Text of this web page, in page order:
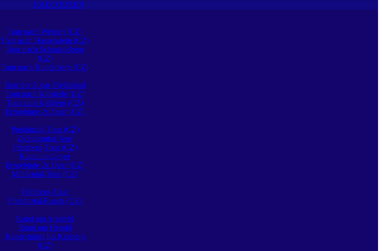
RADTOUREN
Tour nach Weipert (CZ)
Tour nach Hassenstein (CZ)
Tour nach Schmiedeberg
(CZ)
Tour nach Kupferberg (CZ)
Tour durch das Preßnitztal
Tour nach Klösterle (CZ)
Tour zum Keilberg (CZ)
Erzgebirge 2x Quer (CZ)
Preßnitztal-Tour (CZ)
Zschopautal-Tour
Plessberg-Tour (CZ)
Rund um Geyer
Erzgebirge 2x Quer (CZ)
Mühlental-Tour (CZ)
Pöhlberg-Tour
Preßnitztal-Runde (CZ)
Rund um Arnsfeld
Rund um Herold
Kupferhübel bis Keilberg
(CZ)